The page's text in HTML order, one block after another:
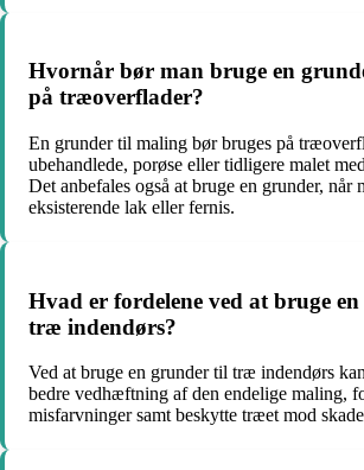
Hvornår bør man bruge en
på træoverflader?
En grunder til maling bør bruges på
ubehandlede, porøse eller tidligere malet
Det anbefales også at bruge en grunder, når
eksisterende lak eller fernis.
Hvad er fordelene ved at bruge
træ indendørs?
Ved at bruge en grunder til træ indendørs
bedre vedhæftning af den endelige maling,
misfarvninger samt beskytte træet mod